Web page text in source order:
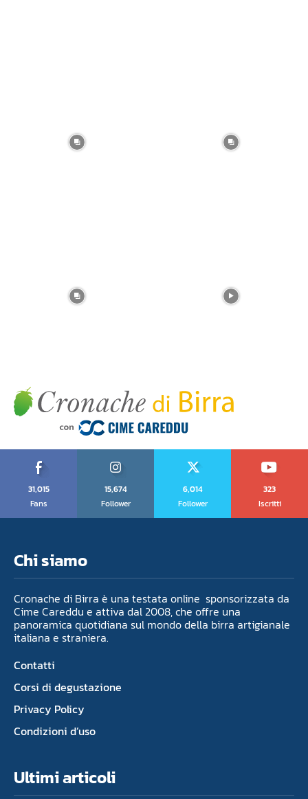
31,015
Fans
15,674
Follower
6,014
Follower
323
Iscritti
Chi siamo
Cronache di Birra è una testata online sponsorizzata da
Cime Careddu e attiva dal 2008, che offre una
panoramica quotidiana sul mondo della birra artigianale
italiana e straniera.
Contatti
Corsi di degustazione
Privacy Policy
Condizioni d’uso
Ultimi articoli